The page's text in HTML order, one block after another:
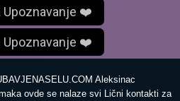
Upoznavanje ❤️
Upoznavanje ❤️
Aleksinac
ovde se nalaze svi Lični kontakti za